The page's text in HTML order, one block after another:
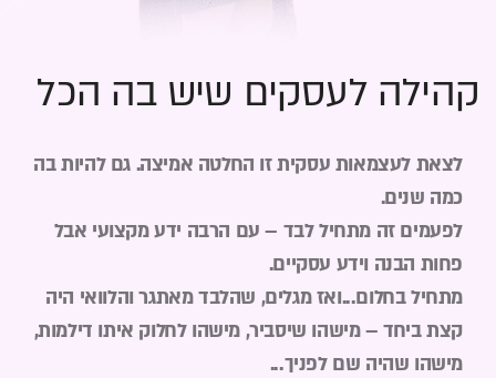
קהילה לעסקים שיש בה הכל
לצאת לעצמאות עסקית זו החלטה אמיצה. גם להיות בה
כמה שנים.
לפעמים זה מתחיל לבד – עם הרבה ידע מקצועי אבל
פחות הבנה וידע עסקיים.
מתחיל בחלום...ואז מגלים, שהלבד מאתגר והלוואי היה
קצת ביחד – מישהו שיסביר, מישהו לחלוק איתו דילמות,
מישהו שהיה שם לפניך...